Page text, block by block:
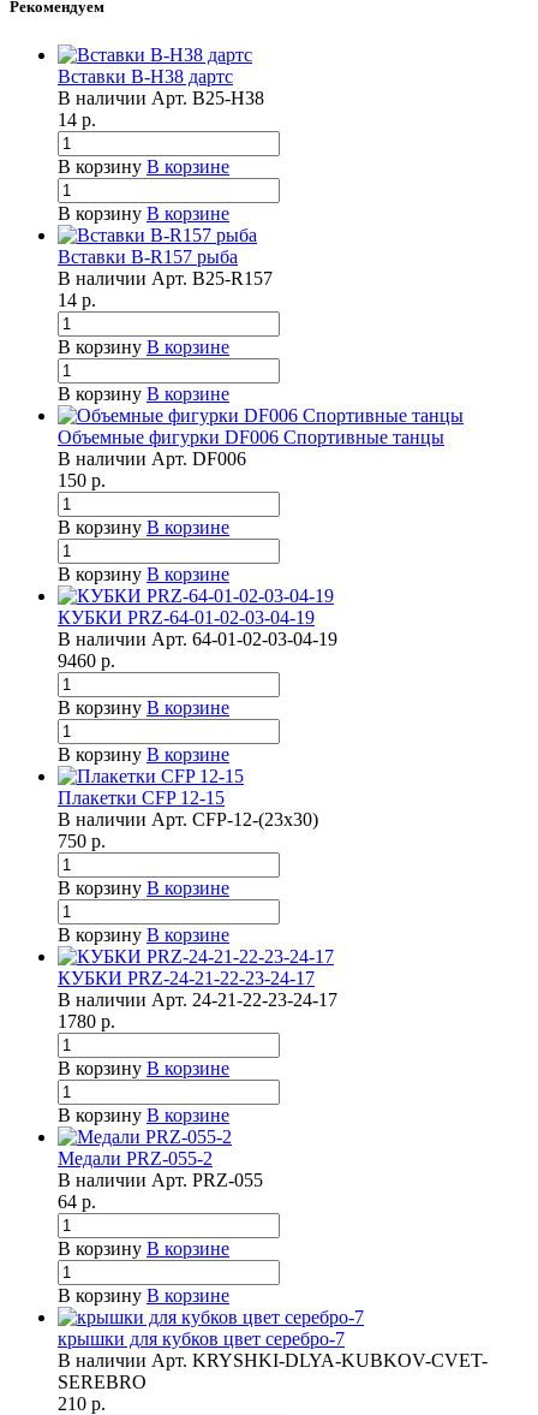
Рекомендуем
Вставки B-H38 дартс
В наличии Арт. B25-H38
14 р.
В корзину В корзине
В корзину В корзине
Вставки B-R157 рыба
В наличии Арт. B25-R157
14 р.
В корзину В корзине
В корзину В корзине
Объемные фигурки DF006 Спортивные танцы
В наличии Арт. DF006
150 р.
В корзину В корзине
В корзину В корзине
КУБКИ PRZ-64-01-02-03-04-19
В наличии Арт. 64-01-02-03-04-19
9460 р.
В корзину В корзине
В корзину В корзине
Плакетки CFP 12-15
В наличии Арт. CFP-12-(23х30)
750 р.
В корзину В корзине
В корзину В корзине
КУБКИ PRZ-24-21-22-23-24-17
В наличии Арт. 24-21-22-23-24-17
1780 р.
В корзину В корзине
В корзину В корзине
Медали PRZ-055-2
В наличии Арт. PRZ-055
64 р.
В корзину В корзине
В корзину В корзине
крышки для кубков цвет серебро-7
В наличии Арт. KRYSHKI-DLYA-KUBKOV-CVET-
SEREBRO
210 р.